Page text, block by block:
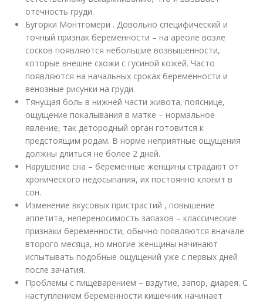
отечность груди.
Бугорки Монтгомери . Довольно специфический и
точный признак беременности – на ареоле возле
сосков появляются небольшие возвышенности,
которые внешне схожи с гусиной кожей. Часто
появляются на начальных сроках беременности и
венозные рисунки на груди.
Тянущая боль в нижней части живота, пояснице,
ощущение покалывания в матке – нормальное
явление, так детородный орган готовится к
предстоящим родам. В норме неприятные ощущения
должны длиться не более 2 дней.
Нарушение сна – беременные женщины страдают от
хронического недосыпания, их постоянно клонит в
сон.
Изменение вкусовых пристрастий , повышение
аппетита, непереносимость запахов – классические
признаки беременности, обычно появляются вначале
второго месяца, но многие женщины начинают
испытывать подобные ощущений уже с первых дней
после зачатия.
Проблемы с пищеварением – вздутие, запор, диарея. С
наступлением беременности кишечник начинает